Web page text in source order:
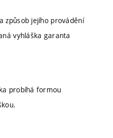
způsob jejího provádění
vyhláška garanta
probíhá formou